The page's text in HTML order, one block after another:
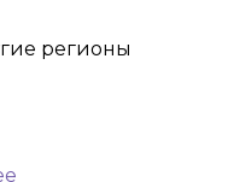
регионы